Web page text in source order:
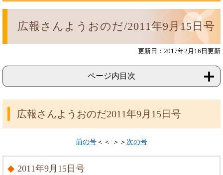
広報さんようおのだ/2011年9月15日号
更新日：2017年2月16日更新
ページ内目次
広報さんようおのだ2011年9月15日号
前の号 ＜＜ ＞＞ 次の号
2011年9月15日号